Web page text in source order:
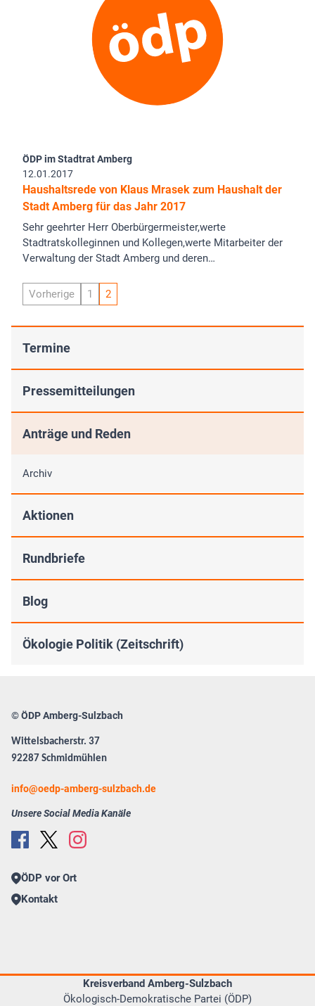
ÖDP im Stadtrat Amberg
12.01.2017
Haushaltsrede von Klaus Mrasek zum Haushalt der
Stadt Amberg für das Jahr 2017
Sehr geehrter Herr Oberbürgermeister,werte
Stadtratskolleginnen und Kollegen,werte Mitarbeiter der
Verwaltung der Stadt Amberg und deren…
Vorherige 1 2
Termine
Pressemitteilungen
Anträge und Reden
Archiv
Aktionen
Rundbriefe
Blog
Ökologie Politik (Zeitschrift)
© ÖDP Amberg-Sulzbach
Wittelsbacherstr. 37
92287 Schmidmühlen
info oedp-amberg-sulzbach.de
Unsere Social Media Kanäle
ÖDP vor Ort
Kontakt
Kreisverband Amberg-Sulzbach
Ökologisch-Demokratische Partei (ÖDP)